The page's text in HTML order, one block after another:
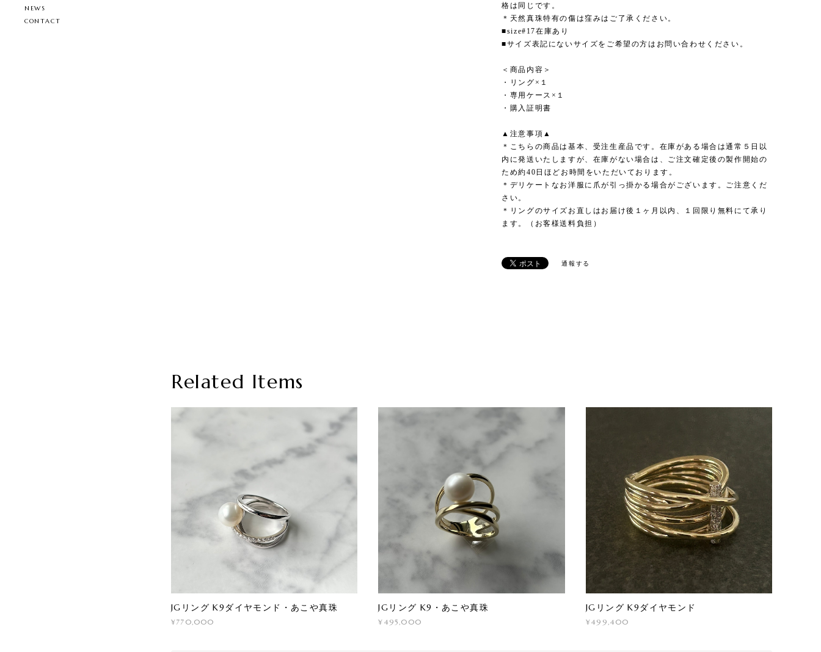
NEWS
CONTACT
格は同じです。
＊天然真珠特有の傷は窪みはご了承ください。
■size#17在庫あり
■サイズ表記にないサイズをご希望の方はお問い合わせください。
＜商品内容＞
・リング×１
・専用ケース×１
・購入証明書
▲注意事項▲
＊こちらの商品は基本、受注生産品です。在庫がある場合は通常５日以
内に発送いたしますが、在庫がない場合は、ご注文確定後の製作開始の
ため約40日ほどお時間をいただいております。
＊デリケートなお洋服に爪が引っ掛かる場合がございます。ご注意くだ
さい。
＊リングのサイズお直しはお届け後１ヶ月以内、１回限り無料にて承り
ます。（お客様送料負担）
通報する
Related Items
JGリング K9ダイヤモンド・あこや真珠
¥770,000
JGリング K9・あこや真珠
¥495,000
JGリング K9ダイヤモンド
¥499,400